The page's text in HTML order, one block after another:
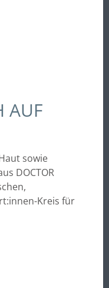
AUF
sowie
DOCTOR
Kreis für